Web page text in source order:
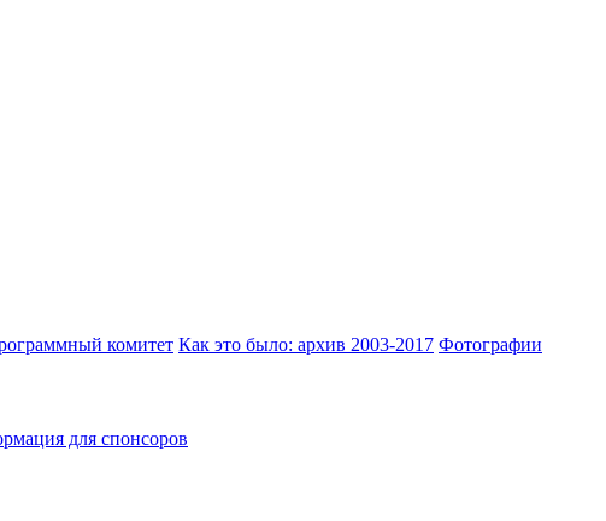
комитет Как это было: архив 2003-2017 Фотографии
для спонсоров